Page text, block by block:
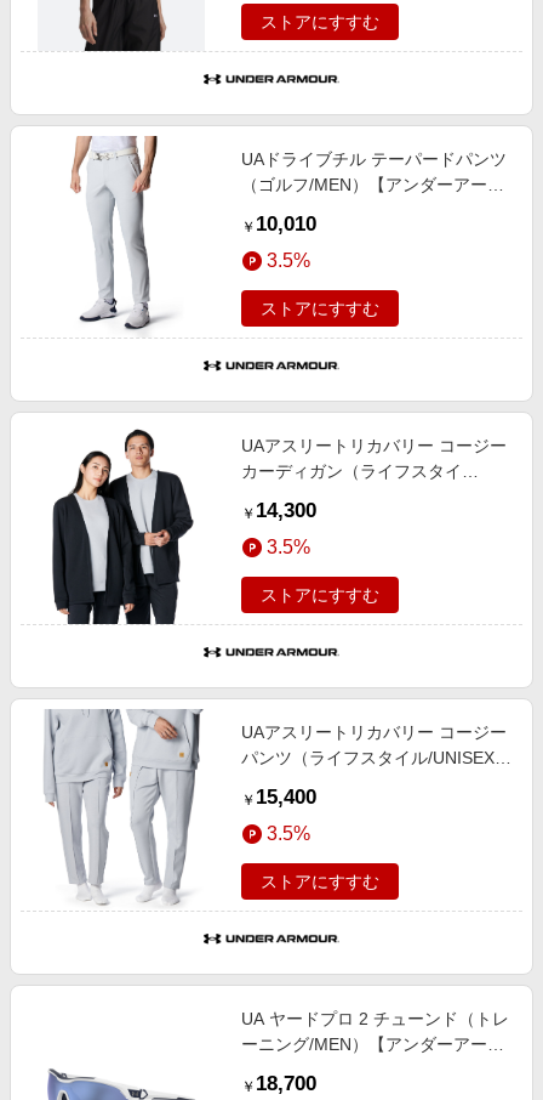
ストアにすすむ
UAドライブチル テーパードパンツ
（ゴルフ/MEN）【アンダーアーマ
￥ 10,010
3.5%
ストアにすすむ
UAアスリートリカバリー コージー
カーディガン（ライフスタイ
ー/UNDER ARMOUR】
￥ 14,300
3.5%
ストアにすすむ
UAアスリートリカバリー コージー
パンツ（ライフスタイル/UNISEX）
ARMOUR】
￥ 15,400
3.5%
ストアにすすむ
UA ヤードプロ 2 チューンド（トレ
ーニング/MEN）【アンダーアーマ
￥ 18,700